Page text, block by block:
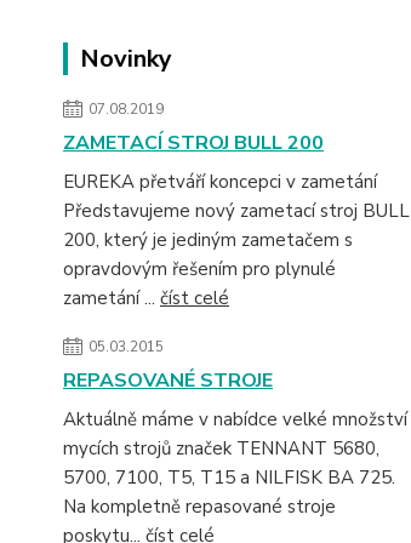
Novinky
07.08.2019
ZAMETACÍ STROJ BULL 200
EUREKA přetváří koncepci v zametání
Představujeme nový zametací stroj BULL
200, který je jediným zametačem s
opravdovým řešením pro plynulé
zametání ... číst celé
05.03.2015
REPASOVANÉ STROJE
Aktuálně máme v nabídce velké množství
mycích strojů značek TENNANT 5680,
5700, 7100, T5, T15 a NILFISK BA 725.
Na kompletně repasované stroje
poskytu... číst celé